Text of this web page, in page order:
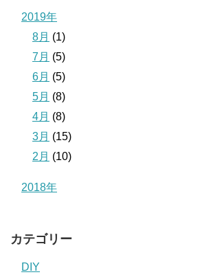
2019年
8月 (1)
7月 (5)
6月 (5)
5月 (8)
4月 (8)
3月 (15)
2月 (10)
2018年
カテゴリー
DIY